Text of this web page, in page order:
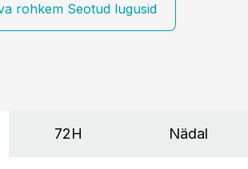
rohkem Seotud lugusid
72H Nädal